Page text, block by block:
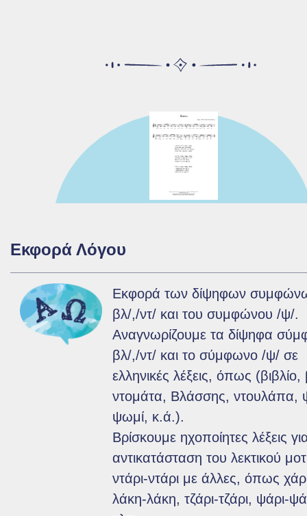
Οπτικοακουστικό υλικό
Βίντεο οδηγιών
Η γοργόνα ταξιδεύει τον μικρό
Μαρίζα Κωχ
Βιογραφικό / Εργογραφία
Εκπομπές και αφιερώματα
Για το έργο της Μαρίζας
Σεμινάρια και σχετικοί
σύνδεσμοι
Σύνδεσμοι
Σεμινάρια - Επιμορφώσεις
Εκφορά Λόγου
Εκφορά των δίψηφων
βλ/,/ντ/ και του συμφώνου /ψ/.
Αναγνωρίζουμε τα δίψηφα
βλ/,/ντ/ και το σύμφωνο /ψ/ σε
ελληνικές λέξεις, όπως
ντομάτα, Βλάσσης, ντουλάπα,
ψωμί, κ.ά.).
Βρίσκουμε ηχοποίητες λέξεις
αντικατάσταση του λεκτικού
ντάρι-ντάρι με άλλες, όπως
λάκη-λάκη, τζάρι-τζάρι, ψάρι-